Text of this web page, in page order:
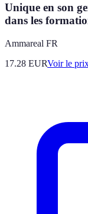
Unique en son
dans les
Ammareal FR
17.28 EURVoir le